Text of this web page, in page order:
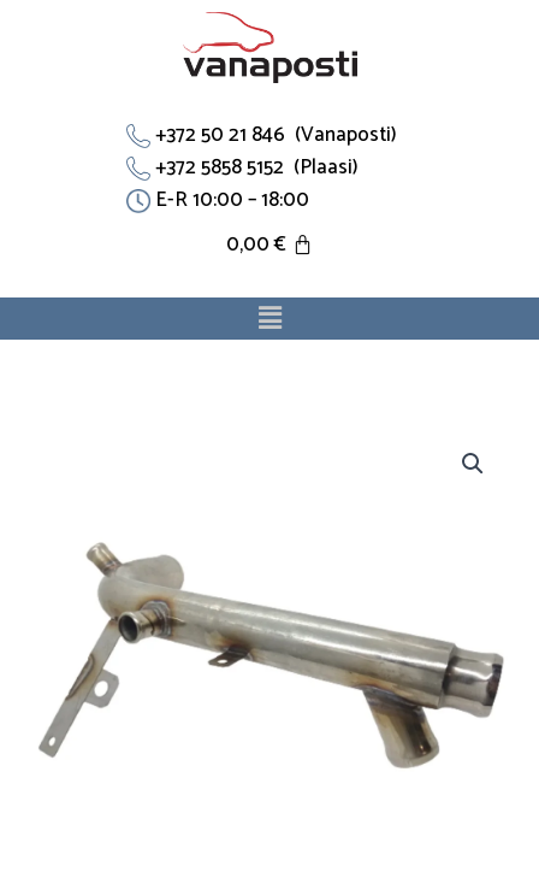
+372 50 21 846 (Vanaposti)
+372 5858 5152 (Plaasi)
E-R 10:00 – 18:00
0,00€
Menu
Roostevaba